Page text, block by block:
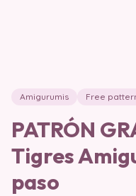
Amigurumis Free
PATRÓN
Tigres
paso